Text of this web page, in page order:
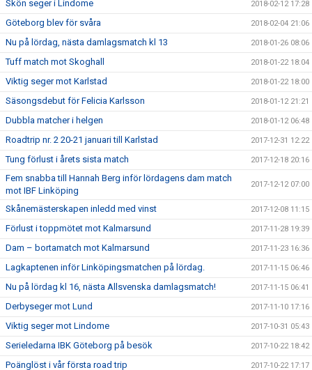
Skön seger i Lindome 2018-02-12 17:28
Göteborg blev för svåra 2018-02-04 21:06
Nu på lördag, nästa damlagsmatch kl 13 2018-01-26 08:06
Tuff match mot Skoghall 2018-01-22 18:04
Viktig seger mot Karlstad 2018-01-22 18:00
Säsongsdebut för Felicia Karlsson 2018-01-12 21:21
Dubbla matcher i helgen 2018-01-12 06:48
Roadtrip nr. 2 20-21 januari till Karlstad 2017-12-31 12:22
Tung förlust i årets sista match 2017-12-18 20:16
Fem snabba till Hannah Berg inför lördagens dam match
mot IBF Linköping
2017-12-12 07:00
Skånemästerskapen inledd med vinst 2017-12-08 11:15
Förlust i toppmötet mot Kalmarsund 2017-11-28 19:39
Dam – bortamatch mot Kalmarsund 2017-11-23 16:36
Lagkaptenen inför Linköpingsmatchen på lördag. 2017-11-15 06:46
Nu på lördag kl 16, nästa Allsvenska damlagsmatch! 2017-11-15 06:41
Derbyseger mot Lund 2017-11-10 17:16
Viktig seger mot Lindome 2017-10-31 05:43
Serieledarna IBK Göteborg på besök 2017-10-22 18:42
Poänglöst i vår första road trip 2017-10-22 17:17